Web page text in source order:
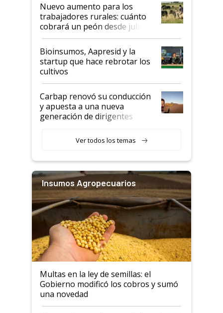
Nuevo aumento para los
trabajadores rurales: cuánto
cobrará un peón desde julio
Bioinsumos, Aapresid y la
startup que hace rebrotar los
cultivos
Carbap renovó su conducción
y apuesta a una nueva
generación de dirigentes
Ver todos los temas
Insumos Agropecuarios
Multas en la ley de semillas: el
Gobierno modificó los cobros y sumó
una novedad